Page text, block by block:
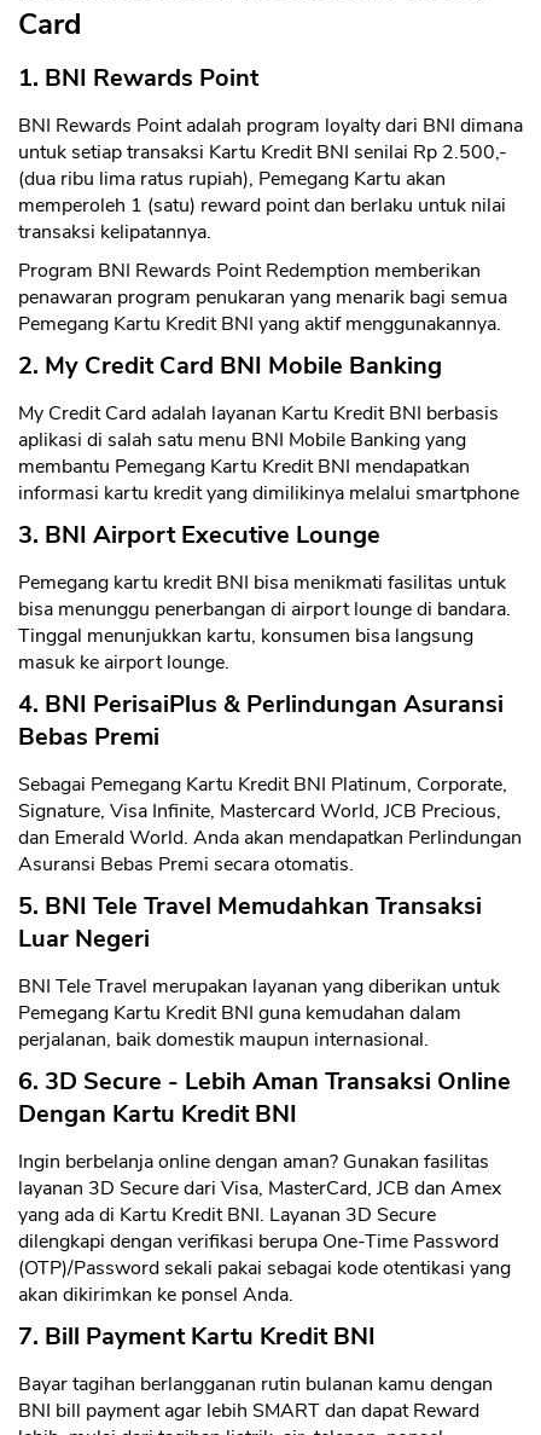
Card
1. BNI Rewards Point
BNI Rewards Point adalah program loyalty dari BNI dimana
untuk setiap transaksi Kartu Kredit BNI senilai Rp 2.500,-
(dua ribu lima ratus rupiah), Pemegang Kartu akan
memperoleh 1 (satu) reward point dan berlaku untuk nilai
transaksi kelipatannya.
Program BNI Rewards Point Redemption memberikan
penawaran program penukaran yang menarik bagi semua
Pemegang Kartu Kredit BNI yang aktif menggunakannya.
2. My Credit Card BNI Mobile Banking
My Credit Card adalah layanan Kartu Kredit BNI berbasis
aplikasi di salah satu menu BNI Mobile Banking yang
membantu Pemegang Kartu Kredit BNI mendapatkan
informasi kartu kredit yang dimilikinya melalui smartphone
3. BNI Airport Executive Lounge
Pemegang kartu kredit BNI bisa menikmati fasilitas untuk
bisa menunggu penerbangan di airport lounge di bandara.
Tinggal menunjukkan kartu, konsumen bisa langsung
masuk ke airport lounge.
4. BNI PerisaiPlus & Perlindungan Asuransi
Bebas Premi
Sebagai Pemegang Kartu Kredit BNI Platinum, Corporate,
Signature, Visa Infinite, Mastercard World, JCB Precious,
dan Emerald World. Anda akan mendapatkan Perlindungan
Asuransi Bebas Premi secara otomatis.
5. BNI Tele Travel Memudahkan Transaksi
Luar Negeri
BNI Tele Travel merupakan layanan yang diberikan untuk
Pemegang Kartu Kredit BNI guna kemudahan dalam
perjalanan, baik domestik maupun internasional.
6. 3D Secure - Lebih Aman Transaksi Online
Dengan Kartu Kredit BNI
Ingin berbelanja online dengan aman? Gunakan fasilitas
layanan 3D Secure dari Visa, MasterCard, JCB dan Amex
yang ada di Kartu Kredit BNI. Layanan 3D Secure
dilengkapi dengan verifikasi berupa One-Time Password
(OTP)/Password sekali pakai sebagai kode otentikasi yang
akan dikirimkan ke ponsel Anda.
7. Bill Payment Kartu Kredit BNI
Bayar tagihan berlangganan rutin bulanan kamu dengan
BNI bill payment agar lebih SMART dan dapat Reward